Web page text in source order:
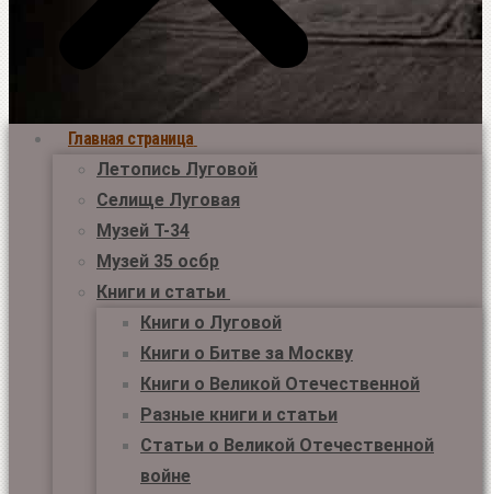
Главная страница
Летопись Луговой
Селище Луговая
Музей Т-34
Музей 35 осбр
Книги и статьи
Книги о Луговой
Книги о Битве за Москву
Книги о Великой Отечественной
Разные книги и статьи
Статьи о Великой Отечественной
войне